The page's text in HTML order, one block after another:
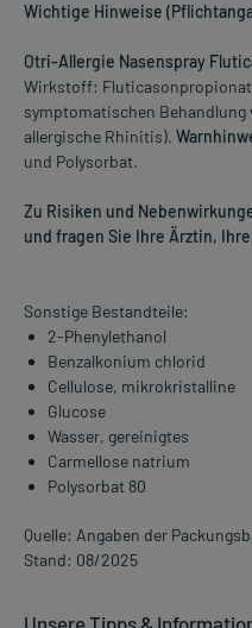
Wichtige Hinweise
Otri-Allergie Nasenspray
Wirkstoff:
symptomatischen
allergische Rhinitis).
und Polysorbat.
Zu Risiken und
und fragen Sie Ihre Ärztin,
Sonstige Bestandteile:
2-Phenylethanol
Benzalkonium chlorid
Cellulose, mikrokristalline
Glucose
Wasser, gereinigtes
Carmellose natrium
Polysorbat 80
Quelle: Angaben der
Stand: 08/2025